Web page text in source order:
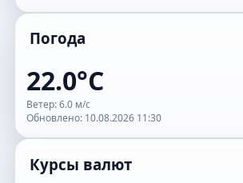
Погода
22.0°C
Ветер: 6.0 м/с
Обновлено: 10.08.2026 11:30
Курсы валют